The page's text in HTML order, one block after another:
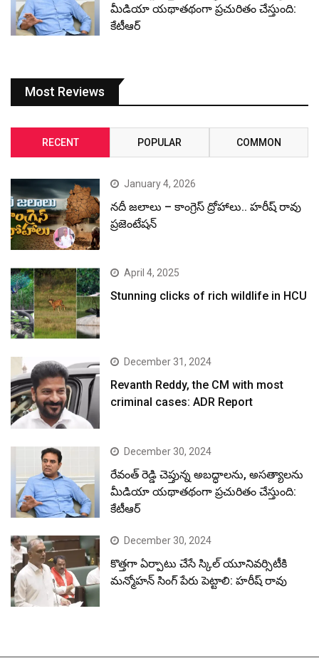
మీడియా యథాతథంగా ప్రచురితం చేస్తుంది:
కేటీఆర్
Most Reviews
RECENT POPULAR COMMON
January 4, 2026
నదీ జలాలు – కాంగ్రెస్ ద్రోహాలు.. హరీష్ రావు
ప్రజెంటేషన్
April 4, 2025
Stunning clicks of rich wildlife in HCU
December 31, 2024
Revanth Reddy, the CM with most
criminal cases: ADR Report
December 30, 2024
రేవంత్ రెడ్డి చెప్తున్న అబద్ధాలను, అసత్యాలను
మీడియా యథాతథంగా ప్రచురితం చేస్తుంది:
కేటీఆర్
December 30, 2024
కొత్తగా ఏర్పాటు చేసే స్కిల్ యూనివర్సిటీకి
మన్మోహన్ సింగ్ పేరు పెట్టాలి: హరీష్ రావు